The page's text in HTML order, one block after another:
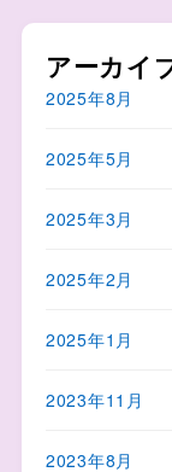
アーカイ
2025年8月
2025年5月
2025年3月
2025年2月
2025年1月
2023年11月
2023年8月